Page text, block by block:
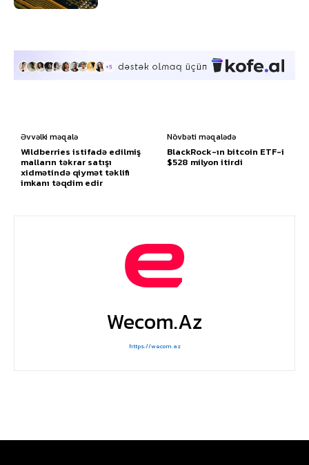
Əvvəlki məqalə
Wildberries istifadə edilmiş
malların təkrar satışı
xidmətində qiymət təklifi
imkanı təqdim edir
Növbəti məqalədə
BlackRock-ın bitcoin ETF-i
$528 milyon itirdi
Wecom.az
https://wecom.az